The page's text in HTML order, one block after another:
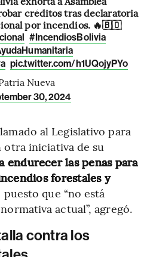
créditos tras declaratoria
por incendios. 🔥🇧🇴
#IncendiosBolivia
pic.twitter.com/h1UQojyPYo
Nueva
30, 2024
al Legislativo para
iniciativa de su
endurecer las penas para
forestales y
puesto que “no está
actual”, agregó.
contra los